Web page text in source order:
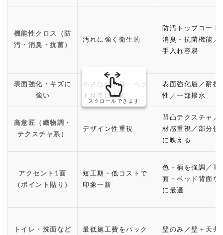
機能性クロス（防
汚・消臭・抗菌）
汚れに強く衛生的
防汚トップコート
消臭・抗菌機能／
手入れ容易
表面強化・キズに
強い
小さなお子様・ペッ
ト世帯に人気
表面強化層／耐擦
性／一部撥水
高意匠（織物調・
テクスチャ系）
デザイン性重視
凹凸テクスチャ／
材感重視／部分使
に映える
アクセント1面
（ポイント貼り）
短工期・低コストで
印象一新
色・柄を強調／
面・ベッド背面な
に最適
トイレ・洗面など
最低施工費をパック
壁のみ／壁＋天井
スクロールできます